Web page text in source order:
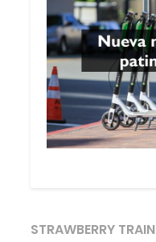
STRAWBERRY TRAIN